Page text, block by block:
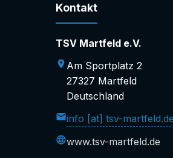
Kontakt
TSV Martfeld e.V.
Am Sportplatz 2
27327 Martfeld
Deutschland
info [at] tsv-martfeld.de
www.tsv-martfeld.de